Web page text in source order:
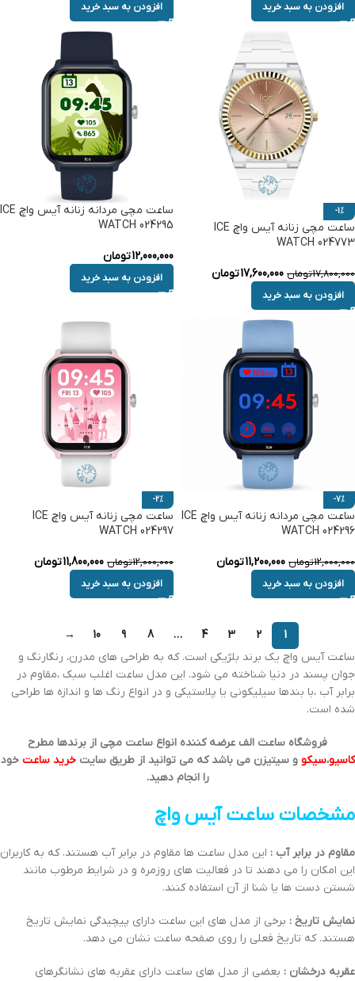
افزودن به سبد خرید افزودن به سبد خرید
-1%
ساعت مچی زنانه آیس واچ ICE
WATCH 024773
17,800,000تومان 17,600,000تومان
افزودن به سبد خرید
ساعت مچی مردانه زنانه آیس واچ ICE
WATCH 024295
12,000,000تومان
افزودن به سبد خرید
-7%
ساعت مچی مردانه زنانه آیس واچ ICE
WATCH 024296
12,000,000تومان 11,200,000تومان
افزودن به سبد خرید
-2%
ساعت مچی زنانه آیس واچ ICE
WATCH 024297
12,000,000تومان 11,800,000تومان
افزودن به سبد خرید
1
2
3
4
…
8
9
10
→
ساعت آیس واچ یک برند بلژیکی است. که به طراحی های مدرن، رنگارنگ و
جوان پسند در دنیا شناخته می شود. این مدل ساعت اغلب سبک ،مقاوم در
برابر آب ،با بندها سیلیکونی یا پلاستیکی و در انواع رنگ ها و اندازه ها طراحی
شده است.
فروشگاه ساعت الف عرضه کننده انواع ساعت مچی از برندها مطرح
کاسیو،سیکو و سیتیزن می باشد که می توانید از طریق سایتخرید ساعت خود
را انجام دهید.
مشخصات ساعت آیس واچ
مقاوم در برابر آب : این مدل ساعت ها مقاوم در برابر آب هستند. که به کاربران
این امکان را می دهند تا در فعالیت های روزمره و در شرایط مرطوب مانند
شستن دست ها یا شنا از آن استفاده کنند.
نمایش تاریخ : برخی از مدل های این ساعت دارای پیچیدگی نمایش تاریخ
هستند. که تاریخ فعلی را روی صفحه ساعت نشان می دهد.
عقربه درخشان : بعضی از مدل های ساعت دارای عقربه های نشانگرهای